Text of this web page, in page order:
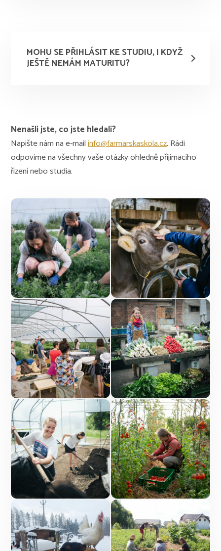
MOHU SE PŘIHLÁSIT KE STUDIU, I KDYŽ
JEŠTĚ NEMÁM MATURITU?
Nenašli jste, co jste hledali?
Napište nám na e-mailinfo@farmarskaskola.cz. Rádi
odpovíme na všechny vaše otázky ohledně přijímacího
řízení nebo studia.